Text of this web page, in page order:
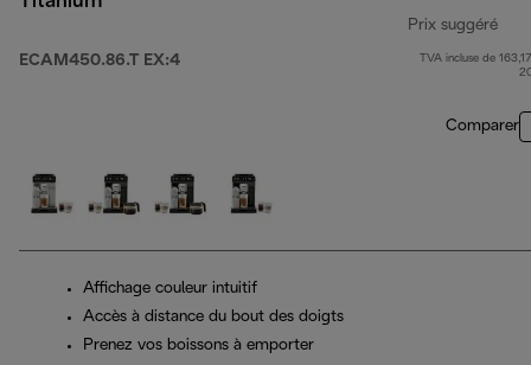
ECAM450.86.T EX:4
Prix suggéré
TVA incluse de
Comparer
Affichage couleur intuitif
Accès à distance du bout des doigts
Prenez vos boissons à emporter